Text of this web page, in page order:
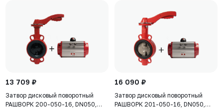
13 709 ₽
Затвор дисковый поворотный
РАШВОРК 200-050-16, DN050,
16 090 ₽
Затвор дисковый поворотный
РАШВОРК 201-050-16, DN050,